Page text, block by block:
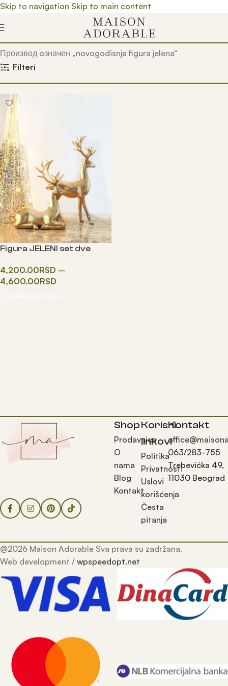
Skip to navigation Skip to main content
Почетна/ Prodavnica/
Производ oзначен „novogodisnja figura jelena“
Filteri
Figura JELENI set dve
4,200.00RSD –
4,600.00RSD
Shop
Prodavnica
O
nama
Blog
Kontakt
Korisni
linkovi
Politika
Privatnosti
Uslovi
korišćenja
Česta
pitanja
Kontakt
063/283-755
Trebevićka 49,
11030 Beograd
@2026 Maison Adorable Sva prava su zadržana.
Web development / wpspeedopt.net